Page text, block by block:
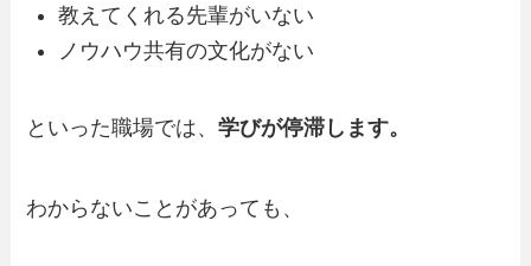
教えてくれる先輩がいない
ノウハウ共有の文化がない
といった職場では、学びが停滞します。
わからないことがあっても、